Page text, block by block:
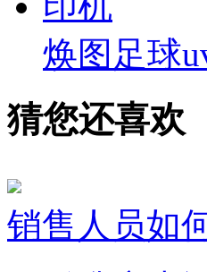
焕图足球
猜您还喜欢
销售人员如